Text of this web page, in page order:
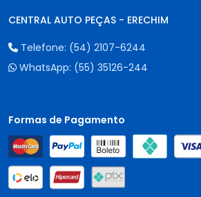
CENTRAL AUTO PEÇAS - ERECHIM
Telefone: (54) 2107-6244
WhatsApp: (55) 35126-244
Formas de Pagamento